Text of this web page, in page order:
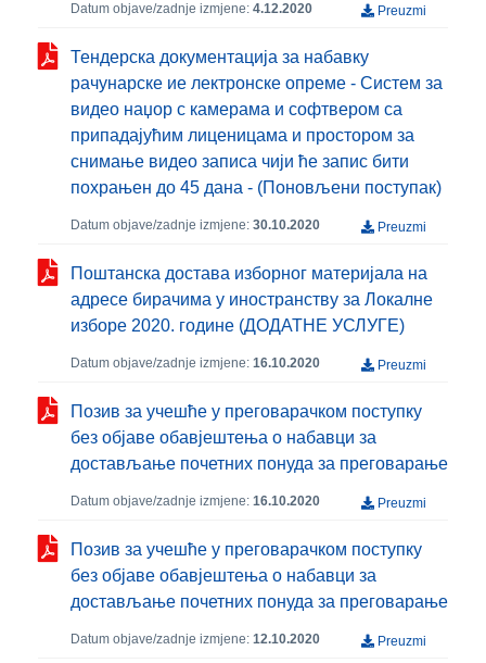
Datum objave/zadnje izmjene: 4.12.2020 Preuzmi
Тендерска документација за набавку
рачунарске ие лектронске опреме - Систем за
видео наџор с камерама и софтвером са
припадајућим лиценицама и простором за
снимање видео записа чији ће запис бити
похрањен до 45 дана - (Поновљени поступак)
Datum objave/zadnje izmjene: 30.10.2020 Preuzmi
Поштанска достава изборног материјала на
адресе бирачима у иностранству за Локалне
изборе 2020. године (ДОДАТНЕ УСЛУГЕ)
Datum objave/zadnje izmjene: 16.10.2020 Preuzmi
Позив за учешће у преговарачком поступку
без објаве обавјештења о набавци за
достављање почетних понуда за преговарање
Datum objave/zadnje izmjene: 16.10.2020 Preuzmi
Позив за учешће у преговарачком поступку
без објаве обавјештења о набавци за
достављање почетних понуда за преговарање
Datum objave/zadnje izmjene: 12.10.2020 Preuzmi